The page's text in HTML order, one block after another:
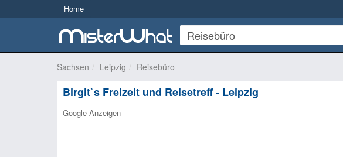
Home
Sachsen Leipzig Reisebüro
Birgit`s Freizeit und Reisetreff - Leipzig
Google Anzeigen